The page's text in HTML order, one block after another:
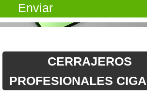
Enviar
CERRAJEROS
PROFESIONALES